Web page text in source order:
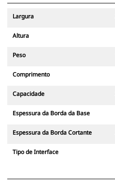
Largura
Altura
Peso
Comprimento
Capacidade
Espessura da Borda da Base
Espessura da Borda Cortante
Tipo de Interface